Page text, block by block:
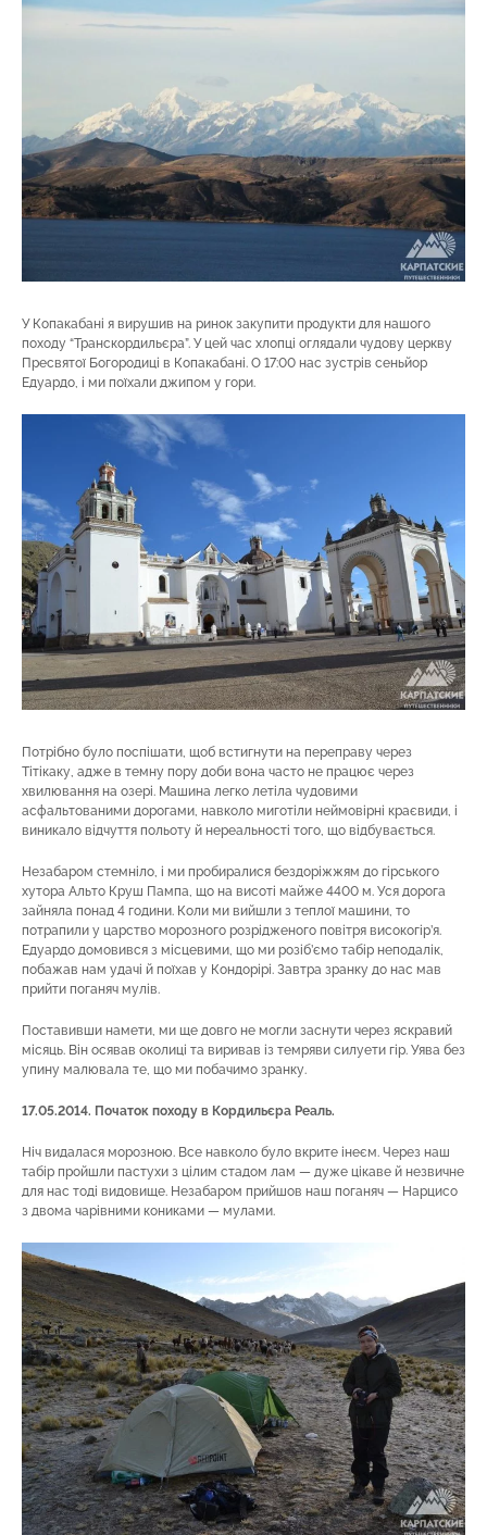
У Копакабані я вирушив на ринок закупити продукти для нашого
походу “Транскордильєра”. У цей час хлопці оглядали чудову церкву
Пресвятої Богородиці в Копакабані. О 17:00 нас зустрів сеньйор
Едуардо, і ми поїхали джипом у гори.
Потрібно було поспішати, щоб встигнути на переправу через
Тітікаку, адже в темну пору доби вона часто не працює через
хвилювання на озері. Машина легко летіла чудовими
асфальтованими дорогами, навколо миготіли неймовірні краєвиди, і
виникало відчуття польоту й нереальності того, що відбувається.
Незабаром стемніло, і ми пробиралися бездоріжжям до гірського
хутора Альто Круш Пампа, що на висоті майже 4400 м. Уся дорога
зайняла понад 4 години. Коли ми вийшли з теплої машини, то
потрапили у царство морозного розрідженого повітря високогір’я.
Едуардо домовився з місцевими, що ми розіб’ємо табір неподалік,
побажав нам удачі й поїхав у Кондорірі. Завтра зранку до нас мав
прийти поганяч мулів.
Поставивши намети, ми ще довго не могли заснути через яскравий
місяць. Він осявав околиці та виривав із темряви силуети гір. Уява без
упину малювала те, що ми побачимо зранку.
17.05.2014. Початок походу в Кордильєра Реаль.
Ніч видалася морозною. Все навколо було вкрите інеєм. Через наш
табір пройшли пастухи з цілим стадом лам — дуже цікаве й незвичне
для нас тоді видовище. Незабаром прийшов наш поганяч — Нарцисо
з двома чарівними кониками — мулами.